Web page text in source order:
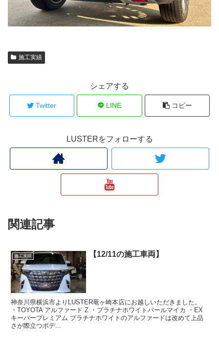
施工実績
シェアする
Twitter LINE コピー
LUSTERをフォローする
関連記事
施工実績 【12/11の施工車両】
神奈川県横浜市よりLUSTER竜ヶ崎本店にお越しいただきました。
・TOYOTA アルファード Z ・プラチナホワイトパールマイカ ・EX
キーパープレミアム プラチナホワイトのアルファードは改めて上品
さが際立つボデ...